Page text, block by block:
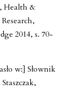
Health &
2014, s. 70-
w:] Słownik